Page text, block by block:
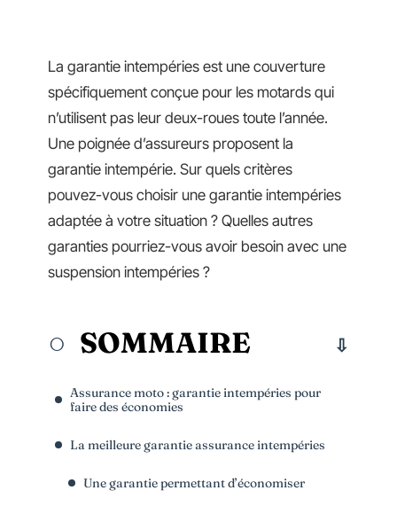
La garantie intempéries est une couverture
spécifiquement conçue pour les motards qui
n’utilisent pas leur deux-roues toute l’année.
Une poignée d’assureurs proposent la
garantie intempérie. Sur quels critères
pouvez-vous choisir une garantie intempéries
adaptée à votre situation ? Quelles autres
garanties pourriez-vous avoir besoin avec une
suspension intempéries ?
SOMMAIRE
Assurance moto : garantie intempéries pour
faire des économies
La meilleure garantie assurance intempéries
Une garantie permettant d’économiser